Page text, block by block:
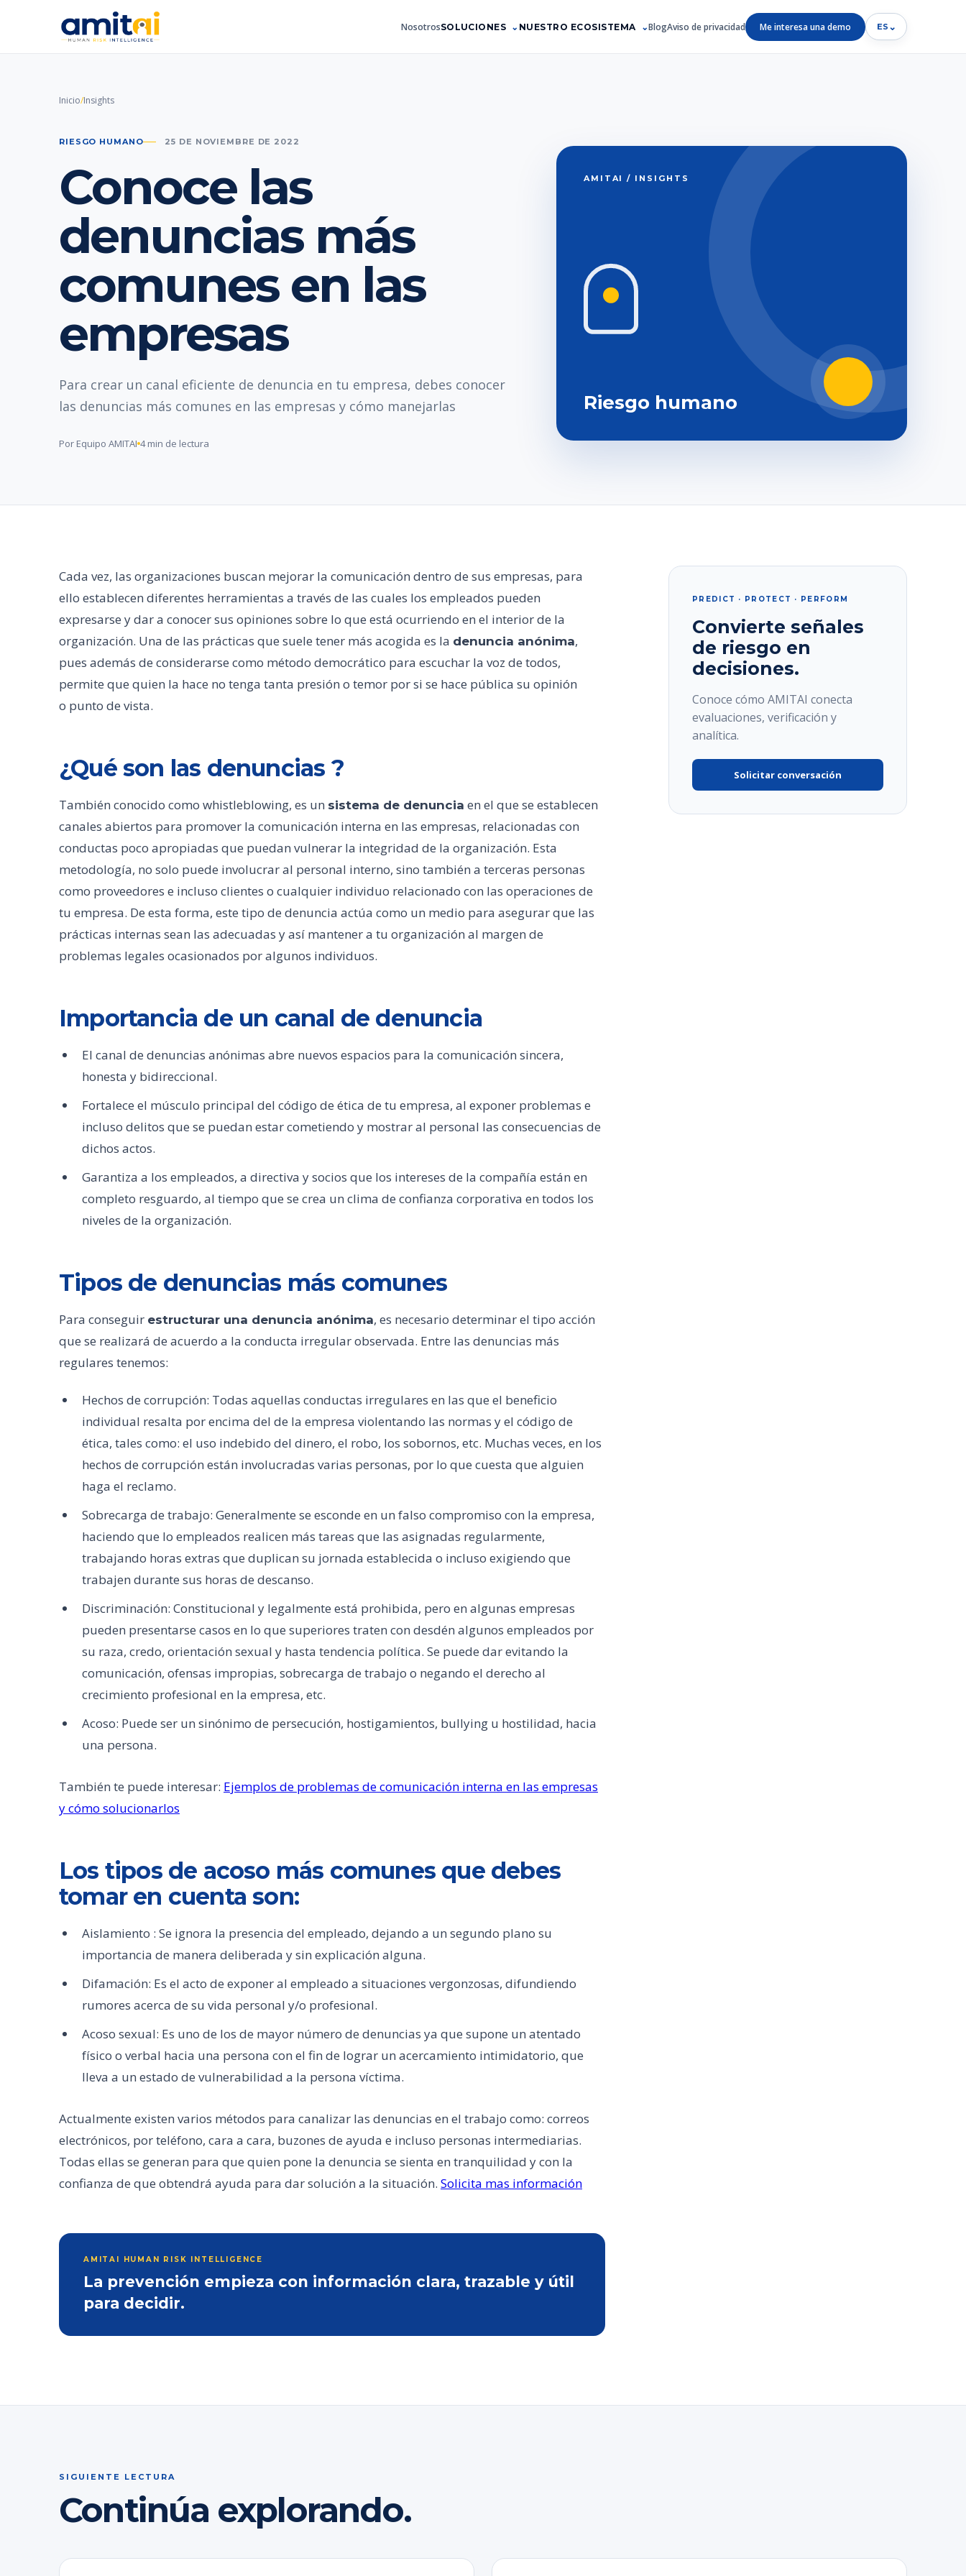
NosotrosSOLUCIONES NUESTRO ECOSISTEMA BlogAviso de privacidad Me interesa una demo ES ⌄
Inicio/Insights
RIESGO HUMANO 25 DE NOVIEMBRE DE 2022
Conoce las
denuncias más
comunes en las
empresas
Para crear un canal eficiente de denuncia en tu empresa, debes conocer
las denuncias más comunes en las empresas y cómo manejarlas
Por Equipo AMITAI 4 min de lectura
AMITAI / INSIGHTS
Riesgo humano
Cada vez, las organizaciones buscan mejorar la comunicación dentro de sus empresas, para
ello establecen diferentes herramientas a través de las cuales los empleados pueden
expresarse y dar a conocer sus opiniones sobre lo que está ocurriendo en el interior de la
organización. Una de las prácticas que suele tener más acogida es la denuncia anónima,
pues además de considerarse como método democrático para escuchar la voz de todos,
permite que quien la hace no tenga tanta presión o temor por si se hace pública su opinión
o punto de vista.
¿Qué son las denuncias ?
También conocido como whistleblowing, es un sistema de denuncia en el que se establecen
canales abiertos para promover la comunicación interna en las empresas, relacionadas con
conductas poco apropiadas que puedan vulnerar la integridad de la organización. Esta
metodología, no solo puede involucrar al personal interno, sino también a terceras personas
como proveedores e incluso clientes o cualquier individuo relacionado con las operaciones de
tu empresa. De esta forma, este tipo de denuncia actúa como un medio para asegurar que las
prácticas internas sean las adecuadas y así mantener a tu organización al margen de
problemas legales ocasionados por algunos individuos.
Importancia de un canal de denuncia
El canal de denuncias anónimas abre nuevos espacios para la comunicación sincera,
honesta y bidireccional.
Fortalece el músculo principal del código de ética de tu empresa, al exponer problemas e
incluso delitos que se puedan estar cometiendo y mostrar al personal las consecuencias de
dichos actos.
Garantiza a los empleados, a directiva y socios que los intereses de la compañía están en
completo resguardo, al tiempo que se crea un clima de confianza corporativa en todos los
niveles de la organización.
Tipos de denuncias más comunes
Para conseguir estructurar una denuncia anónima, es necesario determinar el tipo acción
que se realizará de acuerdo a la conducta irregular observada. Entre las denuncias más
regulares tenemos:
Hechos de corrupción: Todas aquellas conductas irregulares en las que el beneficio
individual resalta por encima del de la empresa violentando las normas y el código de
ética, tales como: el uso indebido del dinero, el robo, los sobornos, etc. Muchas veces, en los
hechos de corrupción están involucradas varias personas, por lo que cuesta que alguien
haga el reclamo.
Sobrecarga de trabajo: Generalmente se esconde en un falso compromiso con la empresa,
haciendo que lo empleados realicen más tareas que las asignadas regularmente,
trabajando horas extras que duplican su jornada establecida o incluso exigiendo que
trabajen durante sus horas de descanso.
Discriminación: Constitucional y legalmente está prohibida, pero en algunas empresas
pueden presentarse casos en lo que superiores traten con desdén algunos empleados por
su raza, credo, orientación sexual y hasta tendencia política. Se puede dar evitando la
comunicación, ofensas impropias, sobrecarga de trabajo o negando el derecho al
crecimiento profesional en la empresa, etc.
Acoso: Puede ser un sinónimo de persecución, hostigamientos, bullying u hostilidad, hacia
una persona.
También te puede interesar: Ejemplos de problemas de comunicación interna en las empresas
y cómo solucionarlos
Los tipos de acoso más comunes que debes
tomar en cuenta son:
Aislamiento : Se ignora la presencia del empleado, dejando a un segundo plano su
importancia de manera deliberada y sin explicación alguna.
Difamación: Es el acto de exponer al empleado a situaciones vergonzosas, difundiendo
rumores acerca de su vida personal y/o profesional.
Acoso sexual: Es uno de los de mayor número de denuncias ya que supone un atentado
físico o verbal hacia una persona con el fin de lograr un acercamiento intimidatorio, que
lleva a un estado de vulnerabilidad a la persona víctima.
Actualmente existen varios métodos para canalizar las denuncias en el trabajo como: correos
electrónicos, por teléfono, cara a cara, buzones de ayuda e incluso personas intermediarias.
Todas ellas se generan para que quien pone la denuncia se sienta en tranquilidad y con la
confianza de que obtendrá ayuda para dar solución a la situación. Solicita mas información
AMITAI HUMAN RISK INTELLIGENCE
La prevención empieza con información clara, trazable y útil
para decidir.
PREDICT · PROTECT · PERFORM
Convierte señales
de riesgo en
decisiones.
Conoce cómo AMITAI conecta
evaluaciones, verificación y
analítica.
Solicitar conversación
SIGUIENTE LECTURA
Continúa explorando.